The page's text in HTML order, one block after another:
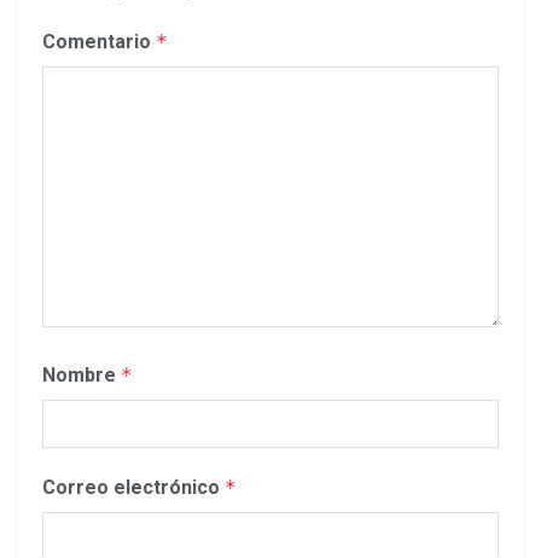
Comentario *
Nombre *
Correo electrónico *